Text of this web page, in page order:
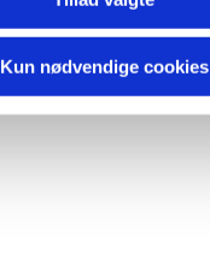
Kun nødvendige cookies